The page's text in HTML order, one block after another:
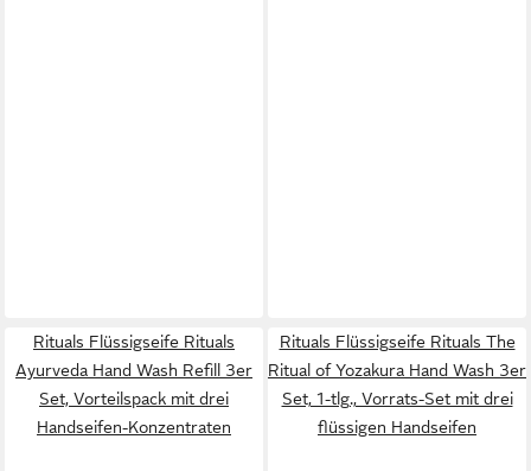
Rituals Flüssigseife Rituals
Ayurveda Hand Wash Refill 3er
Set, Vorteilspack mit drei
Handseifen-Konzentraten
Rituals Flüssigseife Rituals The
Ritual of Yozakura Hand Wash 3er
Set, 1-tlg., Vorrats-Set mit drei
flüssigen Handseifen